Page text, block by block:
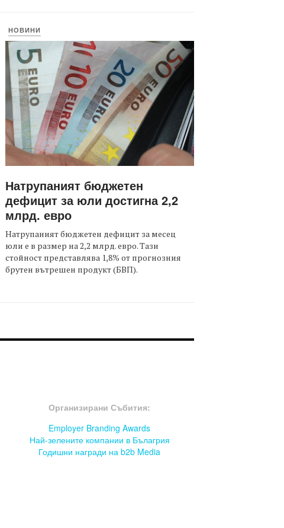
НОВИНИ
Натрупаният бюджетен
дефицит за юли достигна 2,2
млрд. евро
Натрупаният бюджетен дефицит за месец
юли е в размер на 2,2 млрд. евро. Тази
стойност представлява 1,8% от прогнозния
брутен вътрешен продукт (БВП).
Организирани Събития:
Employer Branding Awards
Най-зелените компании в Бълагрия
Годишни награди на b2b Media